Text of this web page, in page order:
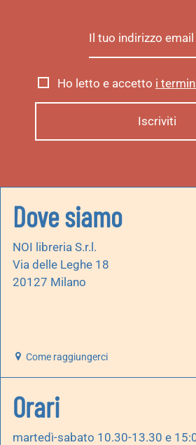
Ho letto e accetto i
Dove siamo
NOI libreria S.r.l.
Via delle Leghe 18
20127 Milano
Come raggiungerci
Orari
martedì-sabato 10.30-13.30 e